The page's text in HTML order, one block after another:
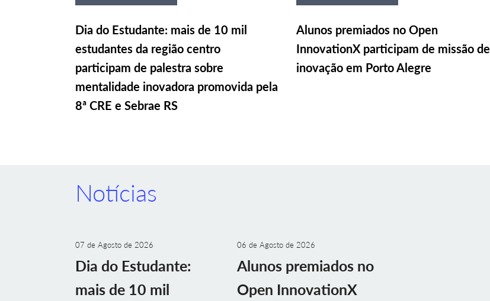
Dia do Estudante: mais de 10 mil
estudantes da região centro
participam de palestra sobre
mentalidade inovadora promovida pela
8ª CRE e Sebrae RS
Alunos premiados no Open
InnovationX participam de missão de
inovação em Porto Alegre
Notícias
07 de Agosto de 2026
Dia do Estudante:
mais de 10 mil
06 de Agosto de 2026
Alunos premiados no
Open InnovationX